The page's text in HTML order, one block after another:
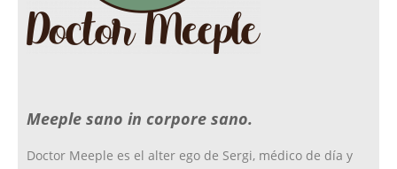
k a
Meeple sano in corpore sano.
Doctor Meeple es el alter ego de Sergi, médico de día y